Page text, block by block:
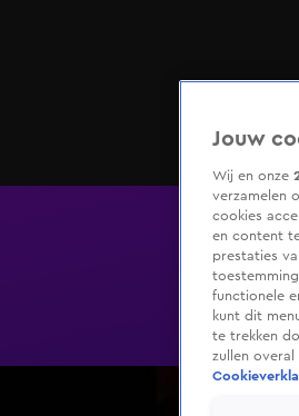
Jouw
Wij en onze
verzamelen
cookies
en content
prestaties
functionele
kunt dit
te trekken
zullen